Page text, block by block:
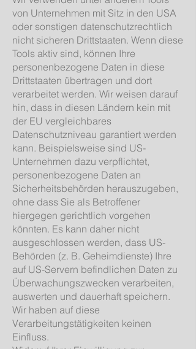
von Unternehmen mit Sitz in den USA
oder sonstigen datenschutzrechtlich
nicht sicheren Drittstaaten. Wenn diese
Tools aktiv sind, können Ihre
personenbezogene Daten in diese
Drittstaaten übertragen und dort
verarbeitet werden. Wir weisen darauf
hin, dass in diesen Ländern kein mit
der EU vergleichbares
Datenschutzniveau garantiert werden
kann. Beispielsweise sind US-
Unternehmen dazu verpflichtet,
personenbezogene Daten an
Sicherheitsbehörden herauszugeben,
ohne dass Sie als Betroffener
hiergegen gerichtlich vorgehen
könnten. Es kann daher nicht
ausgeschlossen werden, dass US-
Behörden (z. B. Geheimdienste) Ihre
auf US-Servern befindlichen Daten zu
Überwachungszwecken verarbeiten,
auswerten und dauerhaft speichern.
Wir haben auf diese
Verarbeitungstätigkeiten keinen
Einfluss.